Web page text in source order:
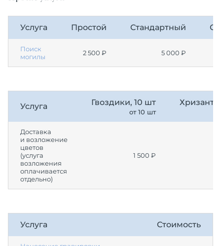
Услуга Простой Стандартный
Поиск
могилы
2 500 ₽ 5 000 ₽
Услуга Гвоздики, 10 шт
от 10 шт
Доставка
и возложение
цветов
(услуга
возложения
оплачивается
отдельно)
1 500 ₽
Услуга Стоимость